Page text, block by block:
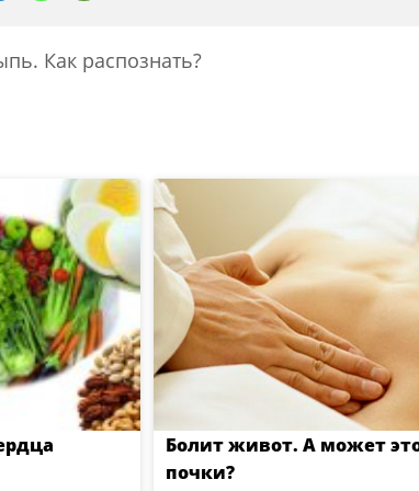
Как распознать?
Болит живот. А может
почки?